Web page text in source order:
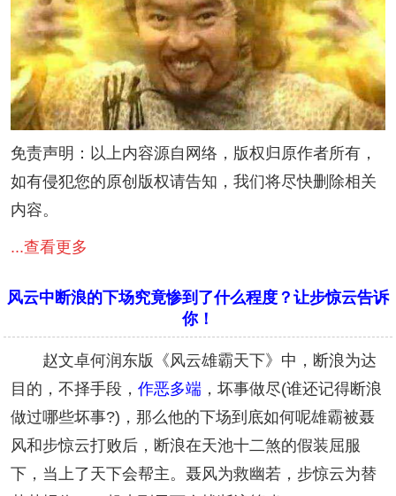
免责声明：以上内容源自网络，版权归原作者所有，
如有侵犯您的原创版权请告知，我们将尽快删除相关
内容。
...查看更多
风云中断浪的下场究竟惨到了什么程度？让步惊云告诉
你！
赵文卓何润东版《风云雄霸天下》中，断浪为达
目的，不择手段， 作恶多端 ，坏事做尽(谁还记得断浪
做过哪些坏事?)，那么他的下场到底如何呢雄霸被聂
风和步惊云打败后，断浪在天池十二煞的假装屈服
下，当上了天下会帮主。聂风为救幽若，步惊云为替